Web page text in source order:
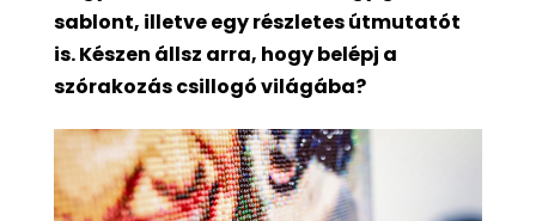
sablont, illetve egy részletes útmutatót
is. Készen állsz arra, hogy belépj a
szórakozás csillogó világába?